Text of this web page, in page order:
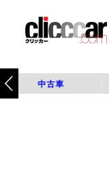
中古車